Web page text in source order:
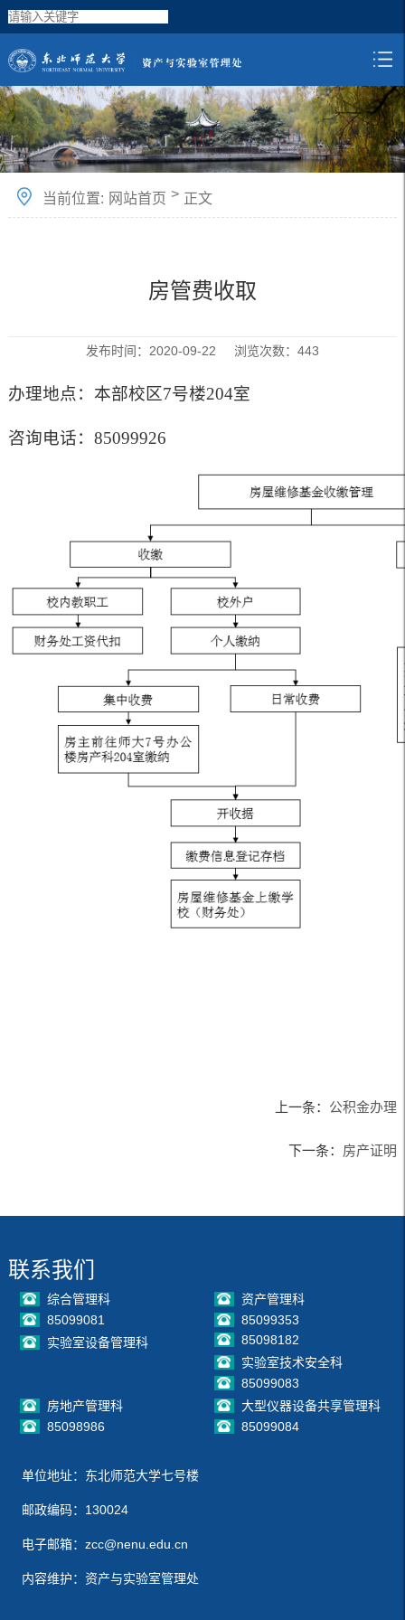
当前位置: 网站首页 > 正文
房管费收取
发布时间：2020-09-22 浏览次数： 443
办理地点： 本部校区7号楼204室
咨询电话： 85099926
上一条： 公积金办理
下一条： 房产证明
联系我们
综合管理科
85099081
资产管理科
85099353
实验室设备管理科
85098182
实验室技术安全科
85099083
房地产管理科
85098986
大型仪器设备共享管理科
85099084
单位地址：东北师范大学七号楼
邮政编码：130024
电子邮箱：zcc@nenu.edu.cn
内容维护：资产与实验室管理处